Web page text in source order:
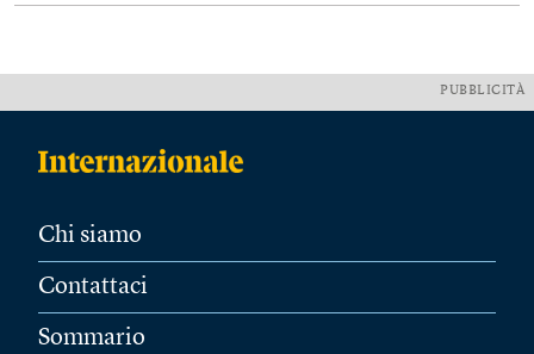
PUBBLICITÀ
Chi siamo
Contattaci
Sommario